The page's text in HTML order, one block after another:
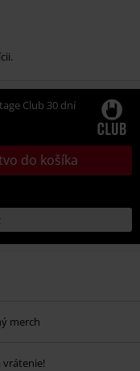
Club 30 dní
do košíka
merch
vrátenie!